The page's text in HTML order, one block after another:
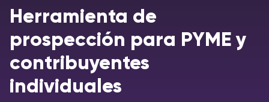
Herramienta de
prospección para PYME y
contribuyentes
individuales